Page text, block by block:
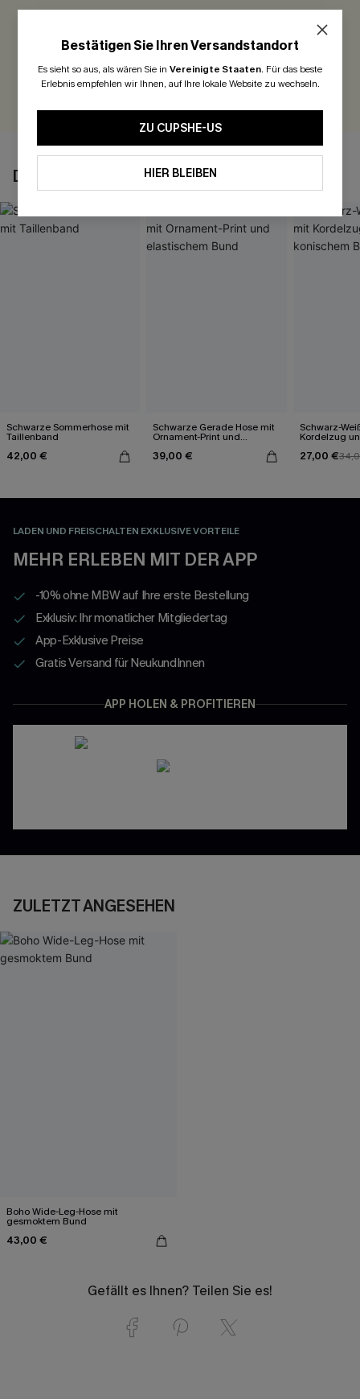
Seien Sie der Erste, der bewertet
BEWERTEN
DAS KÖNNTE IHNEN AUCH GEFALLEN
Schwarze Sommerhose mit
Taillenband
42,00 €
Schwarze Gerade Hose mit
Ornament-Print und
39,00 €
Schwarz-
Kordelzug
27,00 €
LADEN UND FREISCHALTEN EXKLUSIVE VORTEILE
MEHR ERLEBEN MIT DER APP
-10% ohne MBW auf Ihre erste Bestellung
Exklusiv: Ihr monatlicher Mitgliedertag
App-Exklusive Preise
Gratis Versand für NeukundInnen
APP HOLEN & PROFITIEREN
ZULETZT ANGESEHEN
Boho Wide-Leg-Hose mit
gesmoktem Bund
43,00 €
Gefällt es Ihnen? Teilen Sie es!
Bestätigen Sie Ihren Versandstandort
Es sieht so aus, als wären Sie in Vereinigte Staaten. Für das beste
Erlebnis empfehlen wir Ihnen, auf Ihre lokale Website zu wechseln.
ZU CUPSHE-US
HIER BLEIBEN